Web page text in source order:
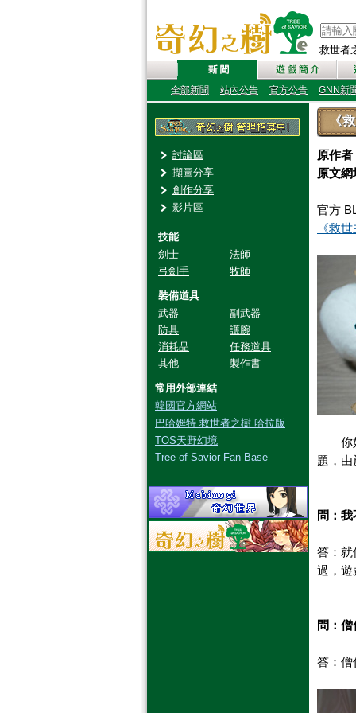
救世者
全部新聞 站內公告 官方公告 GNN新
討論區
擷圖分享
創作分享
影片區
技能
劍士
法師
弓劍手
牧師
裝備道具
武器
副武器
防具
護腕
消耗品
任務道具
其他
製作書
常用外部連結
韓國官方網站
巴哈姆特 救世者之樹 哈拉版
TOS天野幻境
Tree of Savior Fan Base
《
原作者
原文網
官方
《救
你
題，由
問： 我
答： 就
過，遊
問： 僧
答： 僧